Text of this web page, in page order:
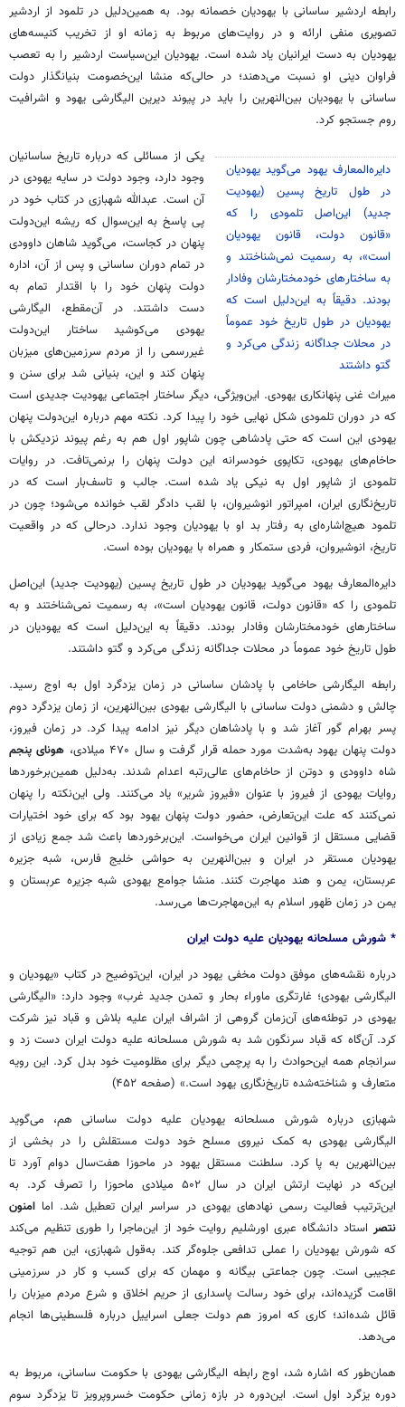
رابطه اردشیر ساسانی با یهودیان خصمانه بود. به همین‌دلیل در تلمود از اردشیر
تصویری منفی ارائه و در روایت‌های مربوط به زمانه او از تخریب کنیسه‌های
یهودیان به دست ایرانیان یاد شده است. یهودیان این‌سیاست اردشیر را به تعصب
فراوان دینی او نسبت می‌دهند؛ در حالی‌که منشا این‌خصومت بنیانگذار دولت
ساسانی با یهودیان بین‌النهرین را باید در پیوند دیرین الیگارشی یهود و اشرافیت
روم جستجو کرد.
دایره‌المعارف یهود می‌گوید یهودیان
در طول تاریخ پسین (یهودیت
جدید) این‌اصل تلمودی را که
«قانون دولت، قانون یهودیان
است»، به رسمیت نمی‌شناختند و
به ساختارهای خودمختارشان وفادار
بودند. دقیقاً به این‌دلیل است که
یهودیان در طول تاریخ خود عموماً
در محلات جداگانه زندگی می‌کرد و
گتو داشتند
یکی از مسائلی که درباره تاریخ ساسانیان
وجود دارد، وجود دولت در سایه یهودی در
آن است. عبدالله شهبازی در کتاب خود در
پی پاسخ به این‌سوال که ریشه این‌دولت
پنهان در کجاست، می‌گوید شاهان داوودی
در تمام دوران ساسانی و پس از آن، اداره
دولت پنهان خود را با اقتدار تمام به
دست داشتند. در آن‌مقطع، الیگارشی
یهودی می‌کوشید ساختار این‌دولت
غیررسمی را از مردم سرزمین‌های میزبان
پنهان کند و این‌، بنیانی شد برای سنن و
میراث غنی پنهانکاری یهودی. این‌ویژگی، دیگر ساختار اجتماعی یهودیت جدیدی است
که در دوران تلمودی شکل نهایی خود را پیدا کرد. نکته مهم درباره این‌دولت پنهان
یهودی این است که حتی پادشاهی چون شاپور اول هم به رغم پیوند نزدیکش با
حاخام‌های یهودی، تکاپوی خودسرانه این دولت پنهان را برنمی‌تافت. در روایات
تلمودی از شاپور اول به نیکی یاد شده است. جالب و تاسف‌بار است که در
تاریخ‌نگاری ایران، امپراتور انوشیروان، با لقب دادگر لقب خوانده می‌شود؛ چون در
تلمود هیچ‌اشاره‌ای به رفتار بد او با یهودیان وجود ندارد. درحالی که در واقعیت
تاریخ، انوشیروان، فردی ستمکار و همراه با یهودیان بوده است.
دایره‌المعارف یهود می‌گوید یهودیان در طول تاریخ پسین (یهودیت جدید) این‌اصل
تلمودی را که «قانون دولت، قانون یهودیان است»، به رسمیت نمی‌شناختند و به
ساختارهای خودمختارشان وفادار بودند. دقیقاً به این‌دلیل است که یهودیان در
طول تاریخ خود عموماً در محلات جداگانه زندگی می‌کرد و گتو داشتند.
رابطه الیگارشی حاخامی با پادشان ساسانی در زمان یزدگرد اول به اوج رسید.
چالش و دشمنی دولت ساسانی با الیگارشی یهودی بین‌النهرین، از زمان یزدگرد دوم
پسر بهرام گور آغاز شد و با پادشاهان دیگر نیز ادامه پیدا کرد. در زمان فیروز،
دولت پنهان یهود به‌شدت مورد حمله قرار گرفت و سال ۴۷۰ میلادی،
هونای پنجم
شاه داوودی و دوتن از حاخام‌های عالی‌رتبه اعدام شدند. به‌دلیل همین‌برخوردها
روایات یهودی از فیروز با عنوان «فیروز شریر» یاد می‌کنند. ولی این‌نکته را پنهان
نمی‌کنند که علت این‌تعارض، حضور دولت پنهان یهود بود که برای خود اختیارات
قضایی مستقل از قوانین ایران می‌خواست. این‌برخوردها باعث شد جمع زیادی از
یهودیان مستقر در ایران و بین‌النهرین به حواشی خلیج فارس، شبه جزیره
عربستان، یمن و هند مهاجرت کنند. منشا جوامع یهودی شبه جزیره عربستان و
یمن در زمان ظهور اسلام به این‌مهاجرت‌ها می‌رسد.
* شورش مسلحانه یهودیان علیه دولت ایران
درباره نقشه‌های موفق دولت مخفی یهود در ایران، این‌توضیح در کتاب «یهودیان و
الیگارشی یهودی؛ غارتگری ماوراء بحار و تمدن جدید غرب» وجود دارد: «الیگارشی
یهودی در توطئه‌های آن‌زمان گروهی از اشراف ایران علیه بلاش و قباد نیز شرکت
کرد. آن‌گاه که قباد سرنگون شد به شورش مسلحانه علیه دولت ایران دست زد و
سرانجام همه این‌حوادث را به پرچمی دیگر برای مظلومیت خود بدل کرد. این رویه
متعارف و شناخته‌شده تاریخ‌نگاری یهود است.» (صفحه ۴۵۲)
شهبازی درباره شورش مسلحانه یهودیان علیه دولت ساسانی هم، می‌گوید
الیگارشی یهودی به کمک نیروی مسلح خود دولت مستقلش را در بخشی از
بین‌النهرین به پا کرد. سلطنت مستقل یهود در ماحوزا هفت‌سال دوام آورد تا
این‌که در نهایت ارتش ایران در سال ۵۰۲ میلادی ماحوزا را تصرف کرد. به
این‌ترتیب فعالیت رسمی نهادهای یهودی در سراسر ایران تعطیل شد. اما امنون
نتصراستاد دانشگاه عبری اورشلیم روایت خود از این‌ماجرا را طوری تنظیم می‌کند
که شورش یهودیان را عملی تدافعی جلوه‌گر کند. به‌قول شهبازی، این هم توجیه
عجیبی است. چون جماعتی بیگانه و مهمان که برای کسب و کار در سرزمینی
اقامت گزیده‌اند، برای خود رسالت پاسداری از حریم اخلاق و شرع مردم میزبان را
قائل شده‌اند؛ کاری که امروز هم دولت جعلی اسراییل درباره فلسطینی‌ها انجام
می‌دهد.
همان‌طور که اشاره شد، اوج رابطه الیگارشی یهودی با حکومت ساسانی، مربوط به
دوره یزگرد اول است. این‌دوره در بازه زمانی حکومت خسروپرویز تا یزدگرد سوم